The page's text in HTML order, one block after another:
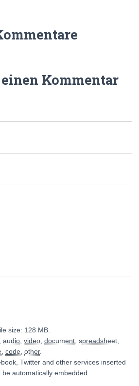
Kommentar
size: 128 MB.
audio video document spreadsheet
code other.
Twitter and other services inserted
automatically embedded.